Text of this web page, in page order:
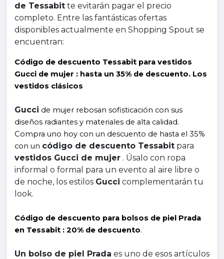
de Tessabit te evitarán pagar el precio
completo. Entre las fantásticas ofertas
disponibles actualmente en Shopping Spout se
encuentran:
Código de descuento Tessabit para vestidos
Gucci de mujer : hasta un 35% de descuento. Los
vestidos clásicos
Gucci de mujer rebosan sofisticación con sus
diseños radiantes y materiales de alta calidad.
Compra uno hoy con un descuento de hasta el 35%
con un código de descuento Tessabit
vestidos Gucci de mujer . Úsalo con ropa
informal o formal para un evento al aire libre o
de noche, los estilos Gucci complementarán tu
look.
Código de descuento para bolsos de piel Prada
en Tessabit : 20% de descuento.
Un bolso de piel Prada es uno de esos artículos